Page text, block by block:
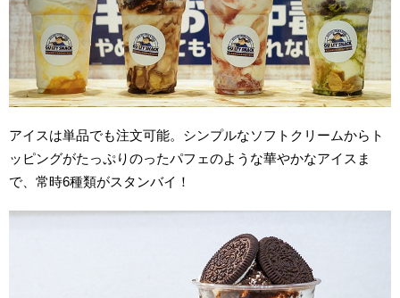
アイスは単品でも注文可能。シンプルなソフトクリームからト
ッピングがたっぷりのったパフェのような華やかなアイスま
で、常時6種類がスタンバイ！